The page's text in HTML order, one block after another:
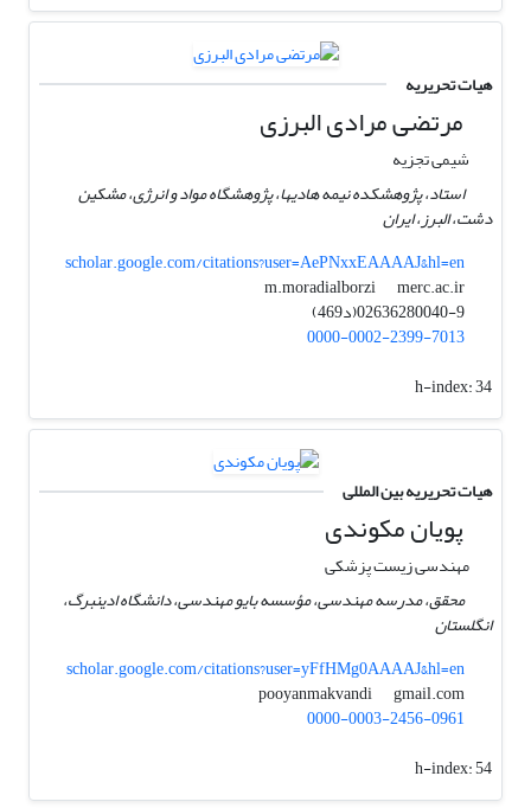
هیات تحریریه
مرتضی مرادی البرزی
شیمی تجزیه
استاد، پژوهشکده نیمه هادیها، پژوهشگاه مواد و انرژی، مشکین
دشت، البرز، ایران
scholar.google.com/citations?user=AePNxxEAAAAJ&hl=en
m.moradialborzi
merc.ac.ir
02636280040-9(د469)
0000-0002-2399-7013
h-index:34
هیات تحریریه بین المللی
پویان مکوندی
مهندسی زیست پزشکی
محقق، مدرسه مهندسی، مؤسسه بایو مهندسی، دانشگاه ادینبرگ،
انگلستان
scholar.google.com/citations?user=yFfHMg0AAAAJ&hl=en
pooyanmakvandi
gmail.com
0000-0003-2456-0961
h-index:54